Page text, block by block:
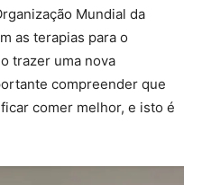
Mundial da
as terapias para o
trazer uma nova
compreender que
comer melhor, e isto é